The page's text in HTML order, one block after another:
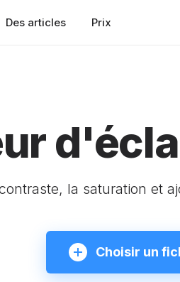
Des articles Prix
la saturation et
Choisir un